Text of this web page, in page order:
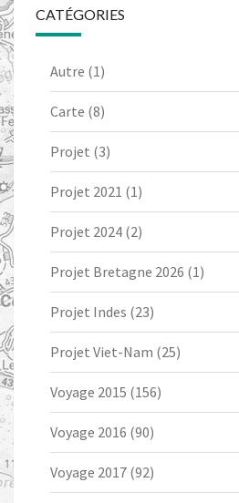
CATÉGORIES
Autre (1)
Carte (8)
Projet (3)
Projet 2021 (1)
Projet 2024 (2)
Projet Bretagne 2026 (1)
Projet Indes (23)
Projet Viet-Nam (25)
Voyage 2015 (156)
Voyage 2016 (90)
Voyage 2017 (92)